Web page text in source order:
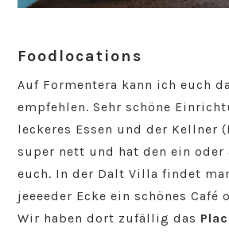
Foodlocations
Auf Formentera kann ich euch
empfehlen. Sehr schöne
leckeres Essen und der Kellner
super nett und hat den ein oder
euch. In der Dalt Villa findet
jeeeeder Ecke ein schönes Café
Wir haben dort zufällig das